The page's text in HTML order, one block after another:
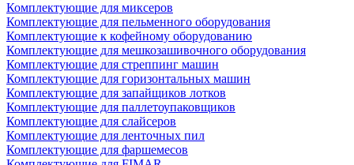
Комплектующие для миксеров
Комплектующие для пельменного оборудования
Комплектующие к кофейному оборудованию
Комплектующие для мешкозашивочного оборудования
Комплектующие для стреппинг машин
Комплектующие для горизонтальных машин
Комплектующие для запайщиков лотков
Комплектующие для паллетоупаковщиков
Комплектующие для слайсеров
Комплектующие для ленточных пил
Комплектующие для фаршемесов